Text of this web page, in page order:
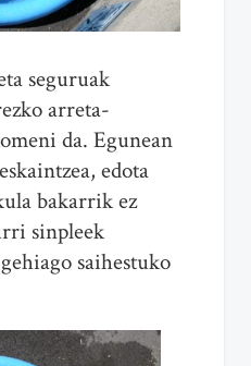
seguruak
arreta-
da. Egunean
edota
bakarrik ez
sinpleek
saihestuko